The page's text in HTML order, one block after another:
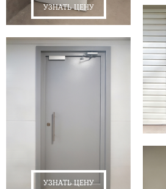
УЗНАТЬ ЦЕНУ
УЗНАТЬ ЦЕНУ